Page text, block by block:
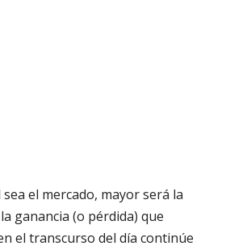
el mercado, mayor será la
ganancia (o pérdida) que
el transcurso del día continúe